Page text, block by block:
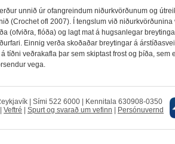
unnið úr ofangreindum niðurkvörðunum og
(Crochet ofl 2007). Í tengslum við
(ofviðra, flóða) og lagt mat á hugsanlegar
Einnig verða skoðaðar breytingar á
tíðni veðrakafla þar sem skiptast frost og þíða,
vega.
| Sími 522 6000 | Kennitala 630908-0350
Veftré Spurt og svarað um vefinn Persónuvernd